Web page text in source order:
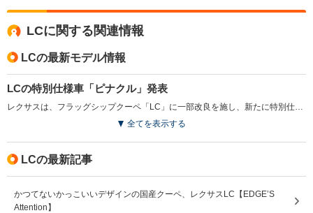
LCに関する関連情報
LCの最新モデル情報
LCの特別仕様車「ピナクル」発表
レクサスは、フラッグシップクーペ「LC」に一部改良を施し、新たに特別仕様車「500 ピナクル」を設定し、100台を抽選販売した。LCは2012年にデビューし、エモーショナルなデザインと高級感を兼ね備えたモデルとして位置づけられ、今回の改良でドアストライカの構造変更を行い剛性感の向上を図り、優れた操縦安定性と素直な車両応答性を実現している。「ピナクル」は専用のフロントバンパーカナードや専用の固定式リアウイングにより高い空力性能を与え、リアルミ中空サスペンションメンバーを採用することでボディ剛性の向上としなやかなサスペンションの動きを両立させている。（2025.7）
全てを表示する
LCの最新記事
かつてないかっこいいデザインの国産クーペ、レクサスLC【EDGE’S
Attention】